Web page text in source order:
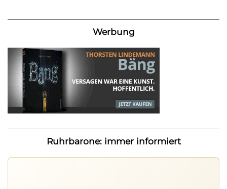
Werbung
Ruhrbarone: immer informiert